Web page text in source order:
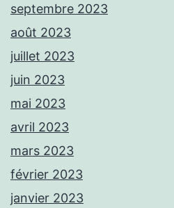
septembre 2023
août 2023
juillet 2023
juin 2023
mai 2023
avril 2023
mars 2023
février 2023
janvier 2023